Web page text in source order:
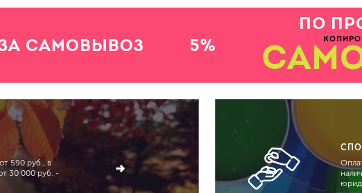
обоев
ровнители
теплоизоляции
для мытья и ухода за полами
для кухни
для ванной комнаты
для сантехники
для стекол и зеркал
для ароматизации и нейтрализации
САМОВЫВОЗ 5%
ПО
590 руб., в
30 000 руб. -